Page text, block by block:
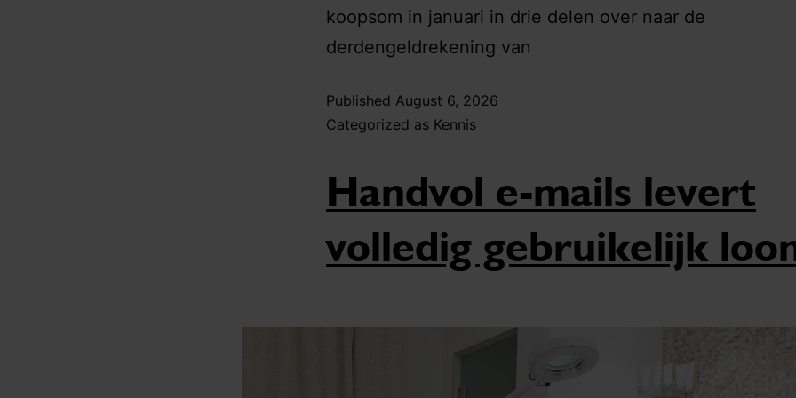
koopsom in januari in drie delen over naar de
derdengeldrekening van
Published August 6, 2026
Categorized as Kennis
Handvol e-mails levert
volledig gebruikelijk